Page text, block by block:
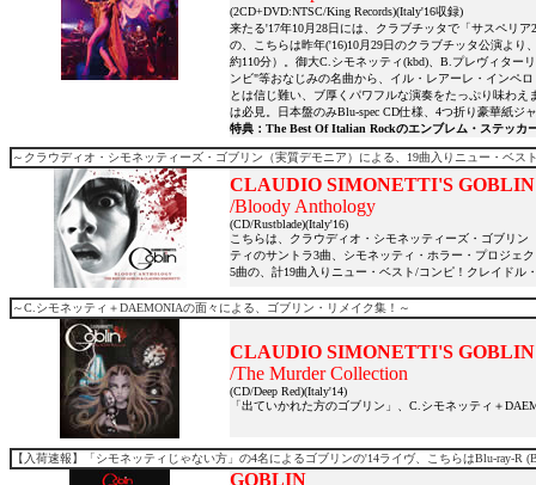
(2CD+DVD:NTSC/King Records)(Italy'16収録)
来たる'17年10月28日には、クラブチッタで「サスペリ
の、こちらは昨年('16)10月29日のクラブチッタ公演よ
約110分）。御大C.シモネッティ(kbd)、B.プレヴィター
ンビ"等おなじみの名曲から、イル・レアーレ・インペ
とは信じ難い、ブ厚くパワフルな演奏をたっぷり味わ
は必見。日本盤のみBlu-spec CD仕様、4つ折り豪華紙ジ
特典：The Best Of Italian Rockのエンブレム・ステッカ
～クラウディオ・シモネッティーズ・ゴブリン（実質デモニア）による、19曲入りニュー・ベス
CLAUDIO SIMONETTI'S GOBLIN
/Bloody Anthology
(CD/Rustblade)(Italy'16)
こちらは、クラウディオ・シモネッティーズ・ゴブリ
ティのサントラ3曲、シモネッティ・ホラー・プロジェ
5曲の、計19曲入りニュー・ベスト/コンピ！クレイドル
～C.シモネッティ＋DAEMONIAの面々による、ゴブリン・リメイク集！～
CLAUDIO SIMONETTI'S GOBLIN
/The Murder Collection
(CD/Deep Red)(Italy'14)
「出ていかれた方のゴブリン」、C.シモネッティ＋
【入荷速報】「シモネッティじゃない方」の4名によるゴブリンの'14ライヴ、こちらはBlu-ray-
GOBLIN